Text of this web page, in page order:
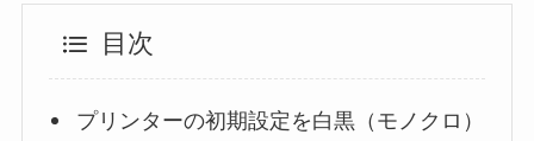
目次
プリンターの初期設定を白黒（モノクロ）